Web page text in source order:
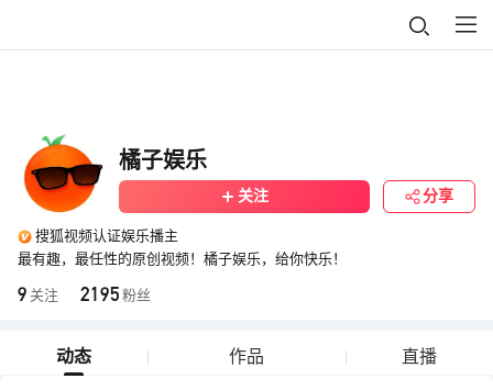
橘子娱乐
关注 分享
搜狐视频认证娱乐播主
最有趣，最任性的原创视频！橘子娱乐，给你快乐！
9 关注 2195 粉丝
动态 作品 直播